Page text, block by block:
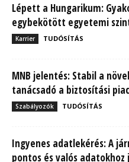
Lépett a Hungarikum:
egybekötött egyetemi
Karrier TUDÓSÍTÁS
MNB jelentés: Stabil a
tanácsadó a biztosítási
Szabályozók TUDÓSÍTÁS
Ingyenes adatlekérés: A
pontos és valós